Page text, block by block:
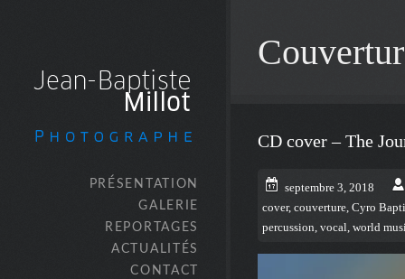
PRÉSENTATION
GALERIE
REPORTAGES
ACTUALITÉS
CONTACT
CD cover – The
septembre 3, 2018
cover, couverture, Cyro
percussion, vocal, world